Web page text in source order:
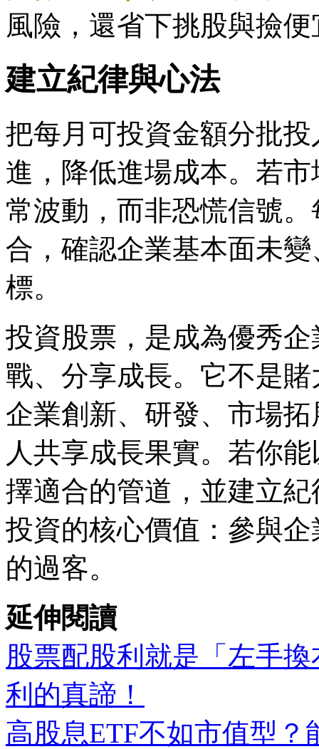
風險，還省下挑股與撿
建立紀律與心法
把每月可投資金額分批
進，降低進場成本。若
常波動，而非恐慌信號
合，確認企業基本面未
標。
投資股票，是成為優秀
戰、分享成長。它不是
企業創新、研發、市場
人共享成長果實。若你
擇適合的管道，並建立
投資的核心價值：參與
的過客。
延伸閱讀
股票配股利就是「左手
利的真諦！
高股息ETF不如市值型